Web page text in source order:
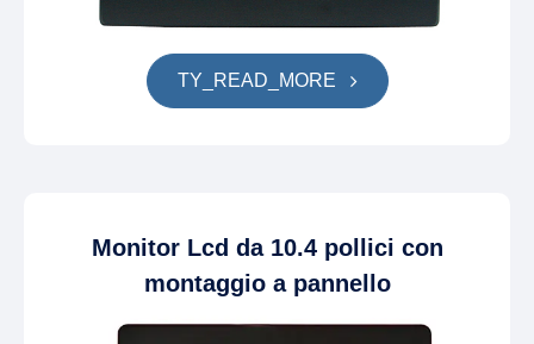
TY_READ_MORE
Monitor Lcd da 10.4 pollici con
montaggio a pannello